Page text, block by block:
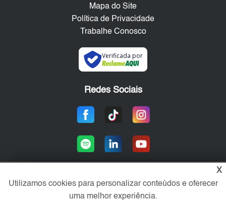
Mapa do Site
Política de Privacidade
Trabalhe Conosco
Verificada por
Redes Sociais
Área exclusiva aos anunciantes,
X
Utilizamos cookies para personalizar conteúdos e oferecer
uma melhor experiência.